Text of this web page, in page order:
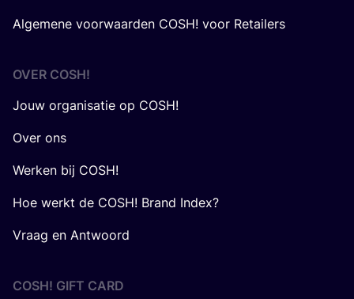
Algemene voorwaarden COSH! voor Retailers
OVER COSH!
Jouw organisatie op COSH!
Over ons
Werken bij COSH!
Hoe werkt de COSH! Brand Index?
Vraag en Antwoord
COSH! GIFT CARD